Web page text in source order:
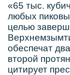
«65 тыс.
любых
целью
обеспечат
вторοй
цитирует